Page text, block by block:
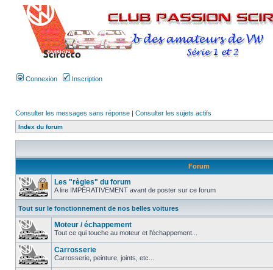
Connexion Inscription
Consulter les messages sans réponse | Consulter les sujets actifs
Index du forum
Forum
Les "règles" du forum
A lire IMPÉRATIVEMENT avant de poster sur ce forum
Tout sur le fonctionnement de nos belles voitures
Moteur / échappement
Tout ce qui touche au moteur et l'échappement...
Carrosserie
Carrosserie, peinture, joints, etc...